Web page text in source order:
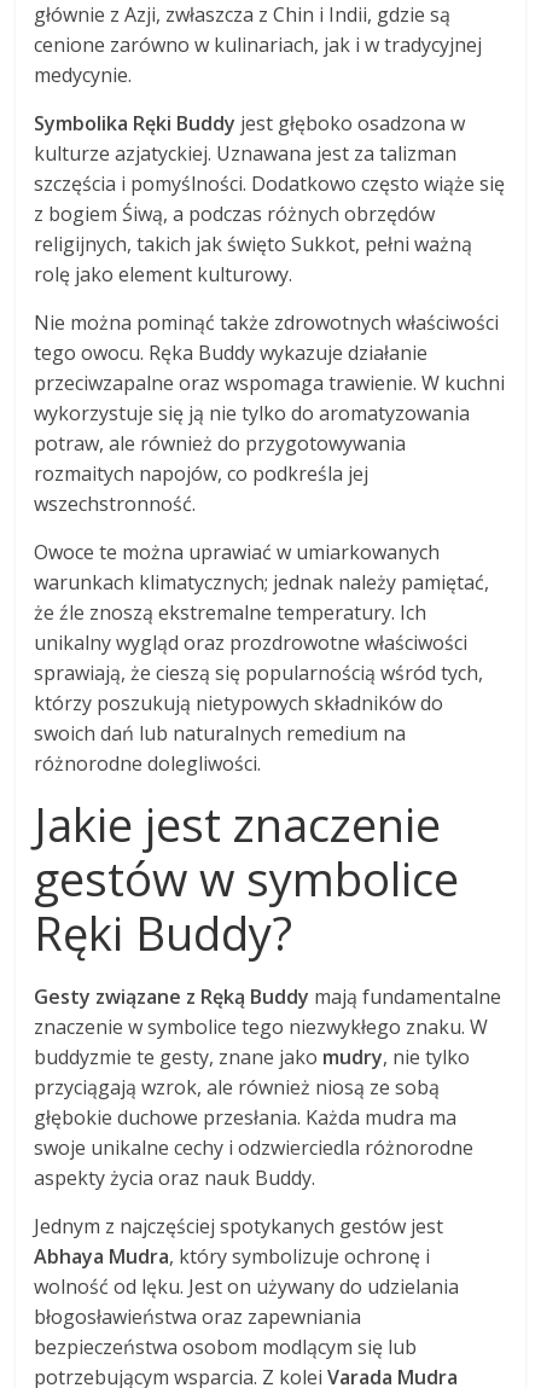
głównie z Azji, zwłaszcza z Chin i Indii, gdzie są
cenione zarówno w kulinariach, jak i w tradycyjnej
medycynie.
Symbolika Ręki Buddy jest głęboko osadzona w
kulturze azjatyckiej. Uznawana jest za talizman
szczęścia i pomyślności. Dodatkowo często wiąże się
z bogiem Śiwą, a podczas różnych obrzędów
religijnych, takich jak święto Sukkot, pełni ważną
rolę jako element kulturowy.
Nie można pominąć także zdrowotnych właściwości
tego owocu. Ręka Buddy wykazuje działanie
przeciwzapalne oraz wspomaga trawienie. W kuchni
wykorzystuje się ją nie tylko do aromatyzowania
potraw, ale również do przygotowywania
rozmaitych napojów, co podkreśla jej
wszechstronność.
Owoce te można uprawiać w umiarkowanych
warunkach klimatycznych; jednak należy pamiętać,
że źle znoszą ekstremalne temperatury. Ich
unikalny wygląd oraz prozdrowotne właściwości
sprawiają, że cieszą się popularnością wśród tych,
którzy poszukują nietypowych składników do
swoich dań lub naturalnych remedium na
różnorodne dolegliwości.
Jakie jest znaczenie
gestów w symbolice
Ręki Buddy?
Gesty związane z Ręką Buddy mają fundamentalne
znaczenie w symbolice tego niezwykłego znaku. W
buddyzmie te gesty, znane jako mudry, nie tylko
przyciągają wzrok, ale również niosą ze sobą
głębokie duchowe przesłania. Każda mudra ma
swoje unikalne cechy i odzwierciedla różnorodne
aspekty życia oraz nauk Buddy.
Jednym z najczęściej spotykanych gestów jest
Abhaya Mudra, który symbolizuje ochronę i
wolność od lęku. Jest on używany do udzielania
błogosławieństwa oraz zapewniania
bezpieczeństwa osobom modlącym się lub
potrzebującym wsparcia. Z koleiVarada Mudra